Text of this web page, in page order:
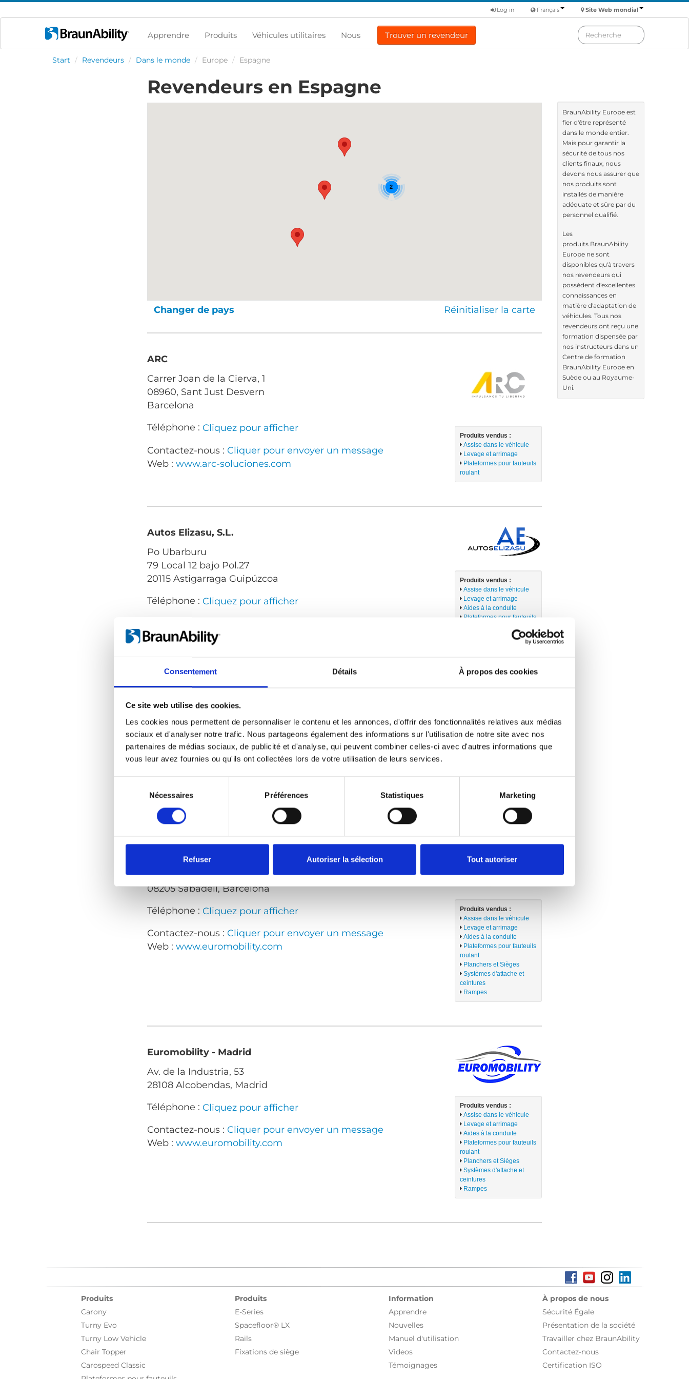
Consentement Détails À propos des cookies
Ce site web utilise des cookies.
Les cookies nous permettent de personnaliser le contenu et les annonces, d'offrir des fonctionnalités relatives aux médias
sociaux et d'analyser notre trafic. Nous partageons également des informations sur l'utilisation de notre site avec nos
partenaires de médias sociaux, de publicité et d'analyse, qui peuvent combiner celles-ci avec d'autres informations que
vous leur avez fournies ou qu'ils ont collectées lors de votre utilisation de leurs services.
consentement
Nécessaires Préférences Statistiques Marketing
Refuser Autoriser la sélection Tout autoriser
Site Web mondial
Français
Log in
Apprendre Produits Véhicules utilitaires Nous Trouver un revendeur
Start / Revendeurs / Dans le monde / Europe / Espagne
Revendeurs en Espagne
2
Changer de pays Réinitialiser la carte
ARC
Carrer Joan de la Cierva, 1
08960, Sant Just Desvern
Barcelona
Téléphone : Cliquez pour afficher
Contactez-nous : Cliquer pour envoyer un message
Web : www.arc-soluciones.com
Produits vendus :
Assise dans le véhicule
Levage et arrimage
Plateformes pour fauteuils
roulant
Autos Elizasu, S.L.
Po Ubarburu
79 Local 12 bajo Pol.27
20115 Astigarraga Guipúzcoa
Téléphone : Cliquez pour afficher
Web :www.autoselizasu.com
Produits vendus :
Assise dans le véhicule
Levage et arrimage
Aides à la conduite
Plateformes pour fauteuils
C/ Aviación 73
41007 Sevilla
Téléphone :Cliquez pour afficher
Web :www.efamoa.es
Produits vendus :
Levage et arrimage
Euromobility - Barcelona
C/ Costa i Deu, 87-89
08205 Sabadell, Barcelona
Téléphone : Cliquez pour afficher
Contactez-nous : Cliquer pour envoyer un message
Web : www.euromobility.com
Produits vendus :
Assise dans le véhicule
Levage et arrimage
Aides à la conduite
Plateformes pour fauteuils
roulant
Planchers et Sièges
Systèmes d'attache et
ceintures
Rampes
Euromobility - Madrid
Av. de la Industria, 53
28108 Alcobendas, Madrid
Téléphone : Cliquez pour afficher
Contactez-nous : Cliquer pour envoyer un message
Web : www.euromobility.com
Produits vendus :
Assise dans le véhicule
Levage et arrimage
Aides à la conduite
Plateformes pour fauteuils
roulant
Planchers et Sièges
Systèmes d'attache et
ceintures
Rampes
BraunAbility Europe est
fier d'être représenté
dans le monde entier.
Mais pour garantir la
sécurité de tous nos
clients finaux, nous
devons nous assurer que
nos produits sont
installés de manière
adéquate et sûre par du
personnel qualifié.
Les
produits BraunAbility
Europe ne sont
disponibles qu'à travers
nos revendeurs qui
possèdent d'excellentes
connaissances en
matière d'adaptation de
véhicules. Tous nos
revendeurs ont reçu une
formation dispensée par
nos instructeurs dans un
Centre de formation
BraunAbility Europe en
Suède ou au Royaume-
Uni.
Produits
Carony
Turny Evo
Turny Low Vehicle
Chair Topper
Carospeed Classic
Produits
E-Series
Spacefloor® LX
Rails
Fixations de siège
Information
Apprendre
Nouvelles
Manuel d'utilisation
Videos
Témoignages
À propos de nous
Sécurité Égale
Présentation de la société
Travailler chez BraunAbility
Contactez-nous
Certification ISO